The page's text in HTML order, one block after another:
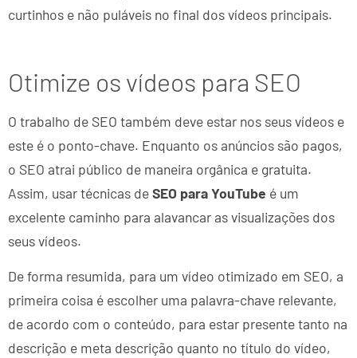
curtinhos e não puláveis no final dos vídeos principais.
Otimize os vídeos para SEO
O trabalho de SEO também deve estar nos seus vídeos e
este é o ponto-chave. Enquanto os anúncios são pagos,
o SEO atrai público de maneira orgânica e gratuita.
Assim, usar técnicas deSEO para YouTube é um
excelente caminho para alavancar as visualizações dos
seus vídeos.
De forma resumida, para um vídeo otimizado em SEO, a
primeira coisa é escolher uma palavra-chave relevante,
de acordo com o conteúdo, para estar presente tanto na
descrição e meta descrição quanto no título do vídeo,